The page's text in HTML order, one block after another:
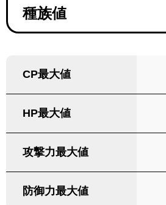
種族値
CP最大値
HP最大値
攻撃力最大値
防御力最大値